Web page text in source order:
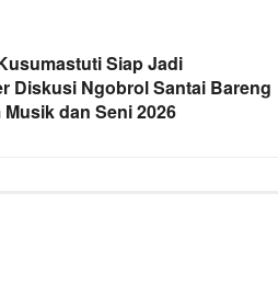
Siap Jadi
Diskusi Ngobrol Santai Bareng
dan Seni 2026